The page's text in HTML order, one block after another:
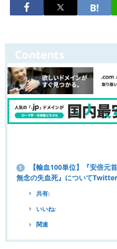
Contents
1
【輸血100単位】『安倍元
無念の失血死』について
共有:
いいね:
関連